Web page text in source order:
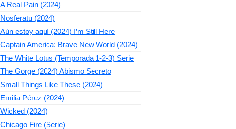
A Real Pain (2024)
Nosferatu (2024)
Aún estoy aquí (2024) I’m Still Here
Captain America: Brave New World (2024)
The White Lotus (Temporada 1-2-3) Serie
The Gorge (2024) Abismo Secreto
Small Things Like These (2024)
Emilia Pérez (2024)
Wicked (2024)
Chicago Fire (Serie)